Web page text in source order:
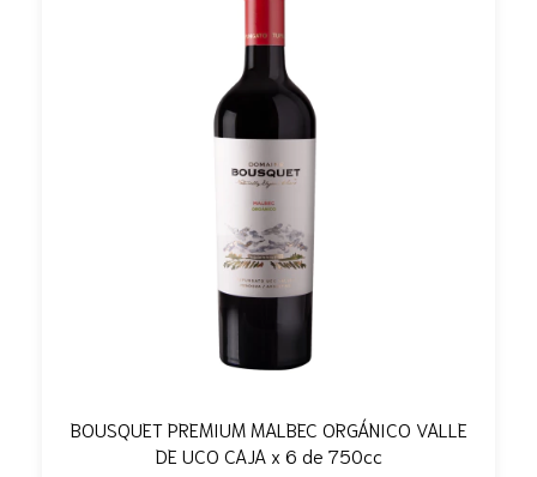
BOUSQUET PREMIUM MALBEC ORGÁNICO VALLE
DE UCO CAJA x 6 de 750cc